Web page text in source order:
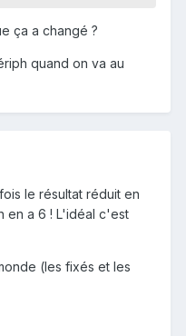
ça a changé ?
quand on va au
le résultat réduit en
en a 6 ! L'idéal c'est
(les fixés et les